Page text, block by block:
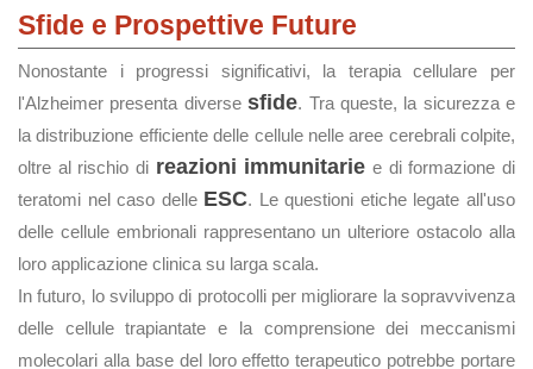
Sfide e Prospettive Future
Nonostante i progressi significativi, la terapia cellulare per
l'Alzheimer presenta diversesfide. Tra queste, la sicurezza e
la distribuzione efficiente delle cellule nelle aree cerebrali colpite,
oltre al rischio di reazioni immunitarie e di formazione di
teratomi nel caso delle ESC. Le questioni etiche legate all'uso
delle cellule embrionali rappresentano un ulteriore ostacolo alla
loro applicazione clinica su larga scala.
In futuro, lo sviluppo di protocolli per migliorare la sopravvivenza
delle cellule trapiantate e la comprensione dei meccanismi
molecolari alla base del loro effetto terapeutico potrebbe portare